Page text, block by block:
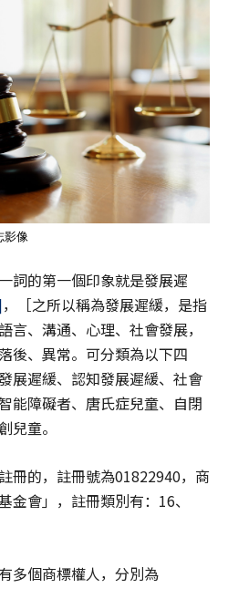
像
詞的第一個印象就是發展遲
，［之所以稱為發展遲緩，是指
言、溝通、心理、社會發展，
後、異常。可分類為以下四
展遲緩、認知發展遲緩、社會
能障礙者、唐氏症兒童、自閉
兒童。
冊的，註冊號為01822940，商
金會」，註冊類別有：16、
多個商標權人，分別為